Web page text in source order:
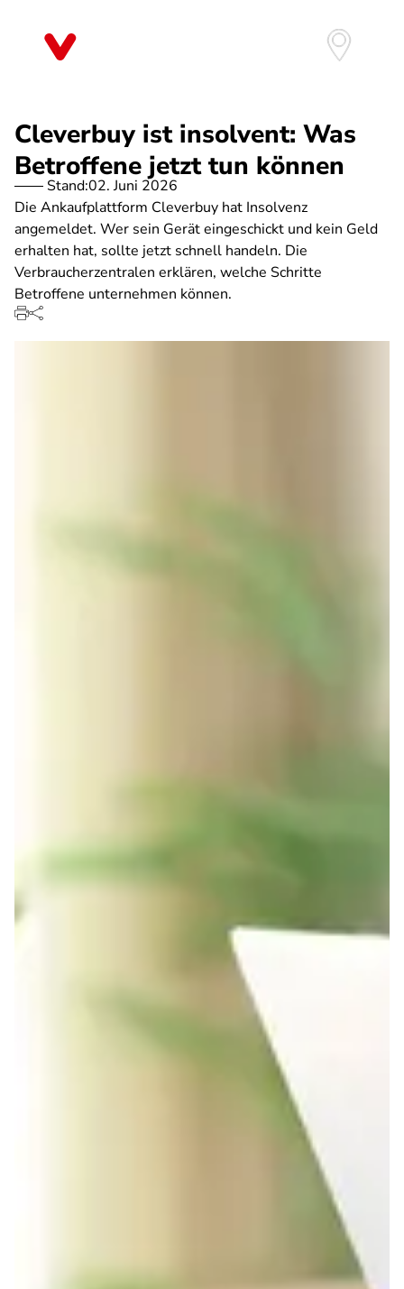
Cleverbuy ist insolvent: Was
Betroffene jetzt tun können
Stand:02. Juni 2026
Die Ankaufplattform Cleverbuy hat Insolvenz
angemeldet. Wer sein Gerät eingeschickt und kein Geld
erhalten hat, sollte jetzt schnell handeln. Die
Verbraucherzentralen erklären, welche Schritte
Betroffene unternehmen können.